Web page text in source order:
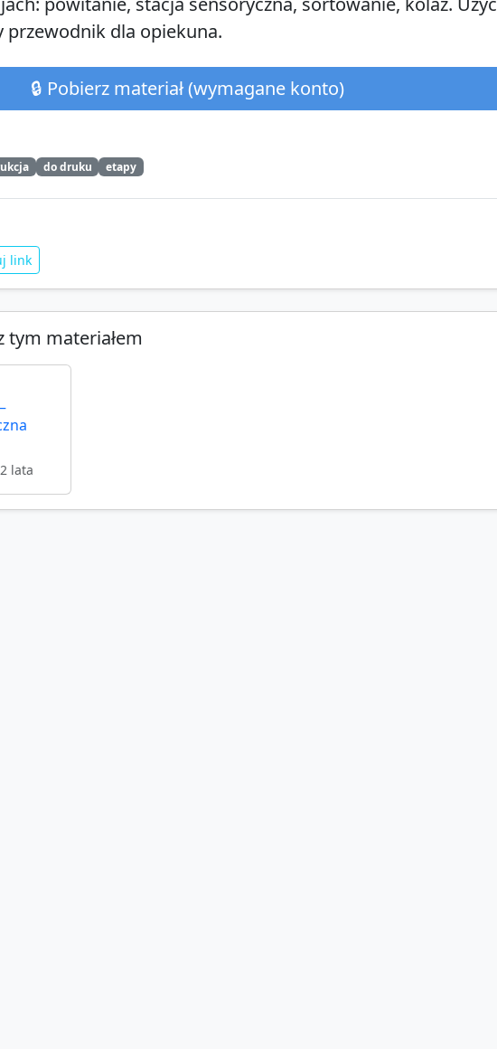
przewodnik dla opiekuna.
🔒 Pobierz materiał (wymagane konto)
do druku etapy
link
tym materiałem
lata